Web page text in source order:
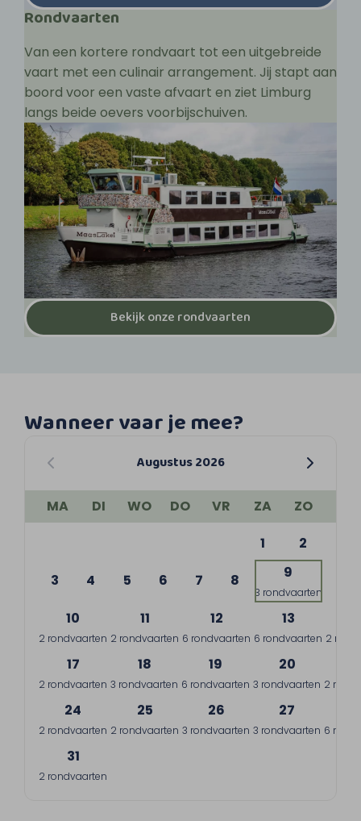
Rondvaarten
Van een kortere rondvaart tot een uitgebreide
vaart met een culinair arrangement. Jij stapt aan
boord voor een vaste afvaart en ziet Limburg
langs beide oevers voorbijschuiven.
Bekijk onze rondvaarten
Wanneer vaar je mee?
Augustus 2026
MA DI WO DO VR ZA
ZO
1
2
3 4 5 6 7 8 9
3 rondvaarten
10
2 rondvaarten
11
2 rondvaarten
12
6 rondvaarten
13
6 rondvaarten 2
17
2 rondvaarten
18
3 rondvaarten
19
6 rondvaarten
20
3 rondvaarten 2
24
2 rondvaarten
25
2 rondvaarten
26
3 rondvaarten
27
3 rondvaarten 6
31
2 rondvaarten